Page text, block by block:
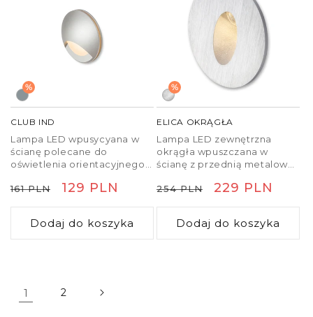
%
CLUB IND
Lampa LED wpusycyana w
ścianę polecane do
oświetlenia orientacyjnego
Cena
regularna
161 PLN
Cena
promocyjna
129 PLN
Dodaj do koszyka
%
ELICA OKRĄGŁA
Lampa LED zewnętrzna
okrągła wpuszczana w
ścianę z przednią metalową
Lampa jest dostarczana z
Cena
regularna
254 PLN
Cena
promocyjna
229 PLN
Dodaj do koszyka
1 2